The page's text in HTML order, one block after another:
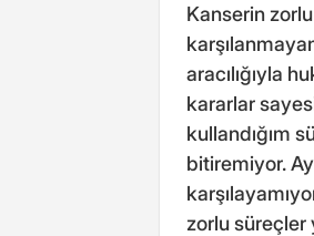
Kanserin
aracılığıyla
kararlar
kullandığım
bitiremiyor.
zorlu süreçler